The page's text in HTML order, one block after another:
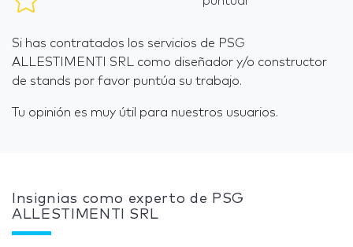
Si has contratados los servicios de PSG
ALLESTIMENTI SRL como diseñador y/o constructor
de stands por favor puntúa su trabajo.
Tu opinión es muy útil para nuestros usuarios.
Insignias como experto de PSG
ALLESTIMENTI SRL